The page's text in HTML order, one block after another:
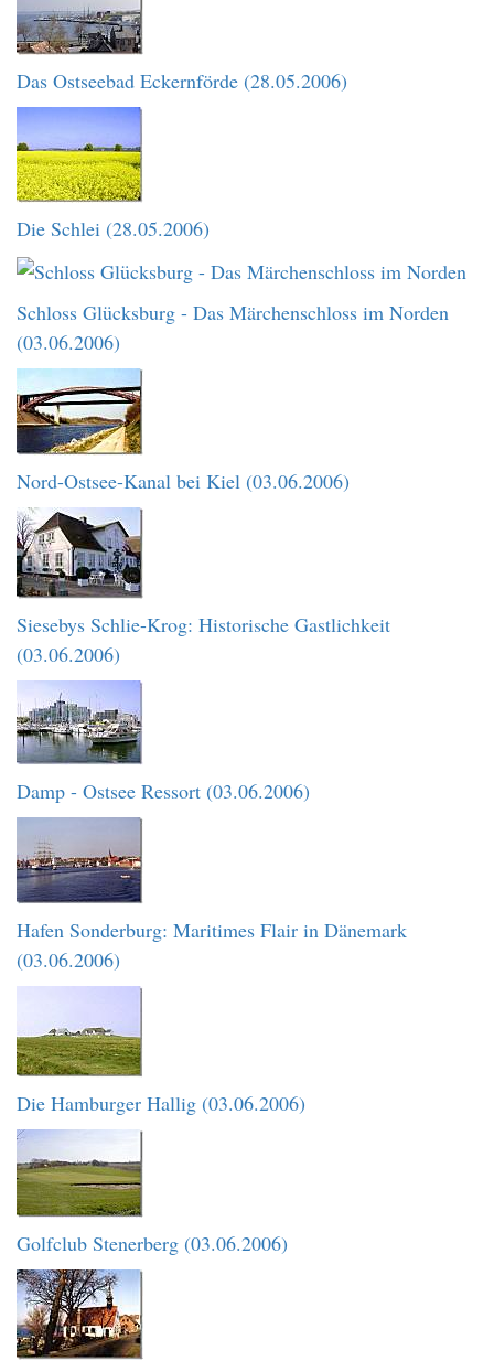
Das Ostseebad Eckernförde (28.05.2006)
Die Schlei (28.05.2006)
Schloss Glücksburg - Das Märchenschloss im Norden
(03.06.2006)
Nord-Ostsee-Kanal bei Kiel (03.06.2006)
Siesebys Schlie-Krog: Historische Gastlichkeit
(03.06.2006)
Damp - Ostsee Ressort (03.06.2006)
Hafen Sonderburg: Maritimes Flair in Dänemark
(03.06.2006)
Die Hamburger Hallig (03.06.2006)
Golfclub Stenerberg (03.06.2006)